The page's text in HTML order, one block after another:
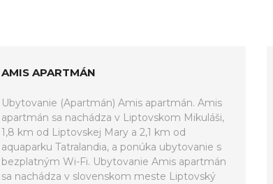
AMIS APARTMÁN
Ubytovanie (Apartmán) Amis apartmán. Amis
apartmán sa nachádza v Liptovskom Mikuláši,
1,8 km od Liptovskej Mary a 2,1 km od
aquaparku Tatralandia, a ponúka ubytovanie s
bezplatným Wi-Fi. Ubytovanie Amis apartmán
sa nachádza v slovenskom meste Liptovský